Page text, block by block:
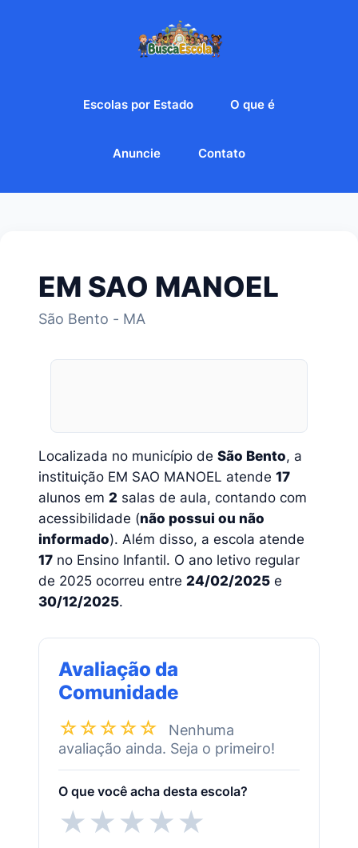
Escolas por Estado O que é
Anuncie Contato
EM SAO MANOEL
São Bento - MA
Localizada no município de São Bento, a
instituição EM SAO MANOEL atende 17
alunos em 2 salas de aula, contando com
acessibilidade (não possui ou não
informado). Além disso, a escola atende
17 no Ensino Infantil. O ano letivo regular
de 2025 ocorreu entre 24/02/2025 e
30/12/2025.
Avaliação da
Comunidade
☆☆☆☆☆
Nenhuma
avaliação ainda. Seja o primeiro!
O que você acha desta escola?
★★★★★